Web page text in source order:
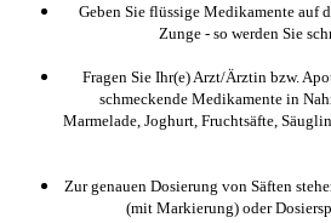
Geben Sie flüssige Medikamente auf
Zunge - so werden Sie
Fragen Sie Ihr(e) Arzt/Ärztin bzw.
schmeckende Medikamente in
Marmelade, Joghurt, Fruchtsäfte,
Zur genauen Dosierung von Säften
(mit Markierung) oder